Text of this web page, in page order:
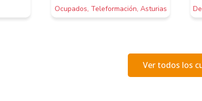
Ocupados, Teleformación, Asturias
Ver todos los